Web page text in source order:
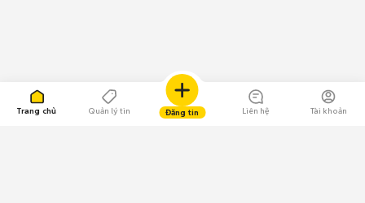
Trang chủ Quản lý tin Đăng tin Liên hệ Tài khoản